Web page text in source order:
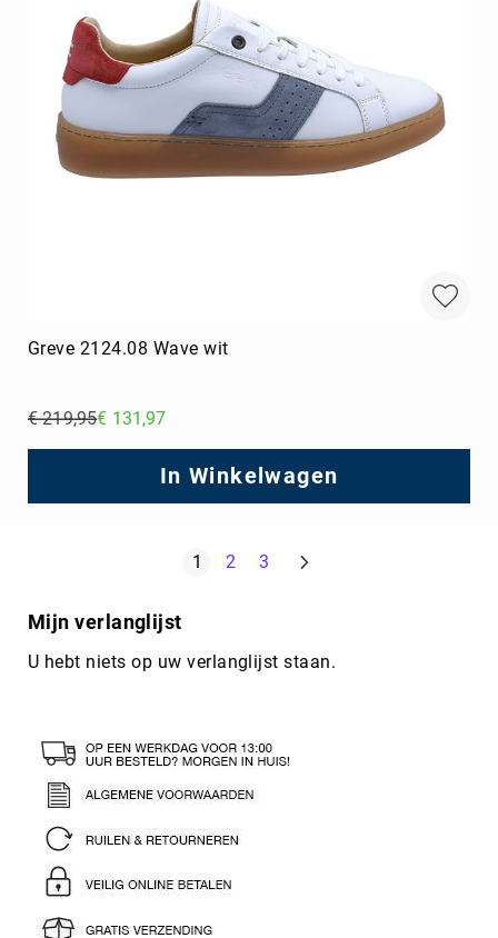
Greve 2124.08 Wave wit
€ 219,95€ 131,97
In Winkelwagen
U lees momenteel pagina
1 Pagina
2 Pagina
3 Pagina
Volgende
Mijn verlanglijst
U hebt niets op uw verlanglijst staan.